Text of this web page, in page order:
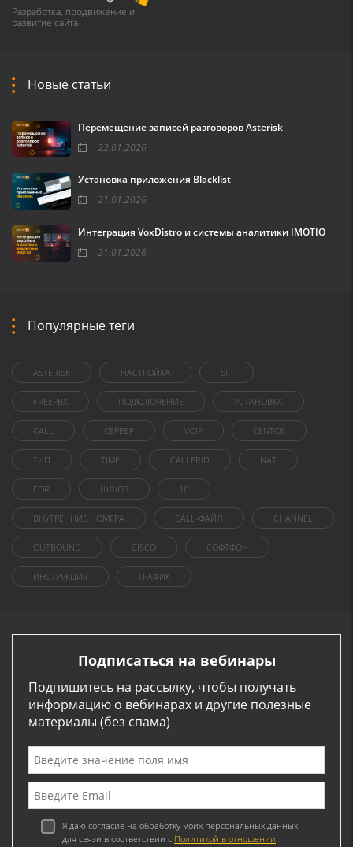
Разработка, продвижение и
развитие сайта
Новые статьи
Перемещение записей разговоров Asterisk
22.01.2026
Установка приложения Blacklist
21.01.2026
Интеграция VoxDistro и системы аналитики IMOTIO
21.01.2026
Популярные теги
ASTERISK НАСТРОЙКА SIP
FREEPBX ПОДКЛЮЧЕНИЕ УСТАНОВКА
CALL СЕРВЕР VOIP CENTOS
ТИП TIME CALLERID NAT
FOR ШЛЮЗ 1C
ВНУТРЕННИЕ НОМЕРА CALL-ФАЙЛ CHANNEL
OUTBOUND CISCO СОФТФОН
ИНСТРУКЦИЯ ТРАФИК
Подписаться на вебинары
Подпишитесь на рассылку, чтобы получать
информацию о вебинарах и другие полезные
материалы (без спама)
Я даю согласие на обработку моих персональных данных
для связи в соответствии с Политикой в отношении